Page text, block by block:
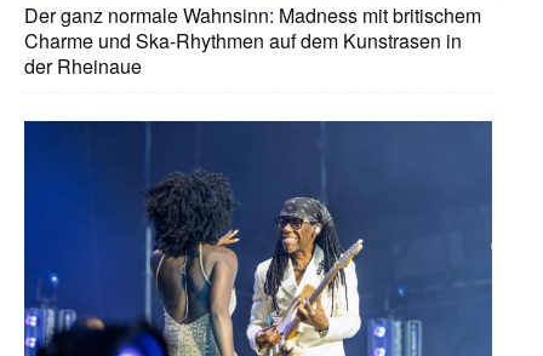
Der ganz normale Wahnsinn: Madness mit britischem
Charme und Ska-Rhythmen auf dem Kunstrasen in
der Rheinaue